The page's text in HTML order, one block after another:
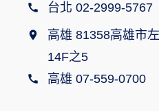
台北 02-2999-5767
高雄 81358高雄市
14F之5
高雄 07-559-0700